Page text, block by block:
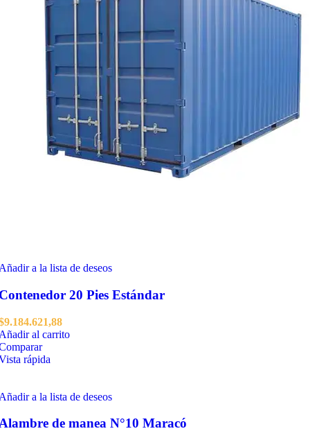
a la lista de deseos
20 Pies Estándar
9.184.621,88
al carrito
rápida
a la lista de deseos
de manea N°10 Maracó